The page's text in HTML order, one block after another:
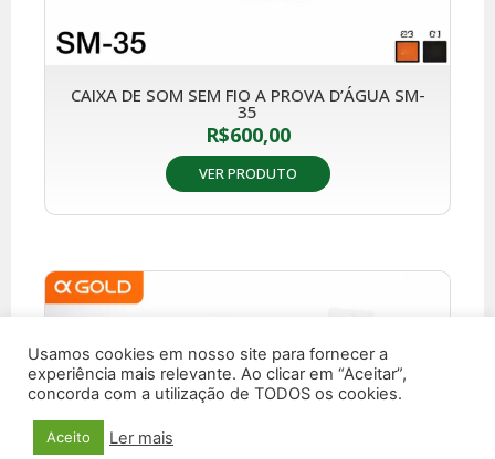
CAIXA DE SOM SEM FIO A PROVA D’ÁGUA SM-
35
R$600,00
VER PRODUTO
Usamos cookies em nosso site para fornecer a
experiência mais relevante. Ao clicar em “Aceitar”,
concorda com a utilização de TODOS os cookies.
Aceito Ler mais